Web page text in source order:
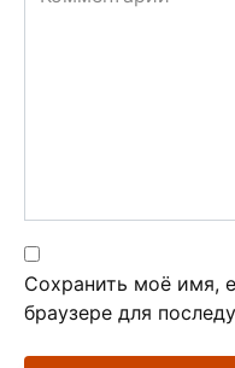
Сохранить моё имя,
браузере для